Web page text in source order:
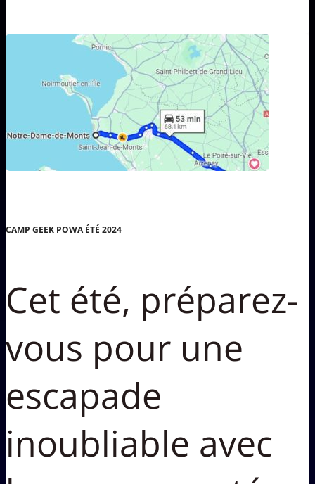
CAMP GEEK POWA ÉTÉ 2024
Cet été, préparez-
vous pour une
escapade
inoubliable avec